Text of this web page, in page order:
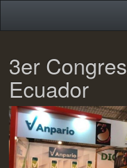
to
main
content
3er
Ecuador